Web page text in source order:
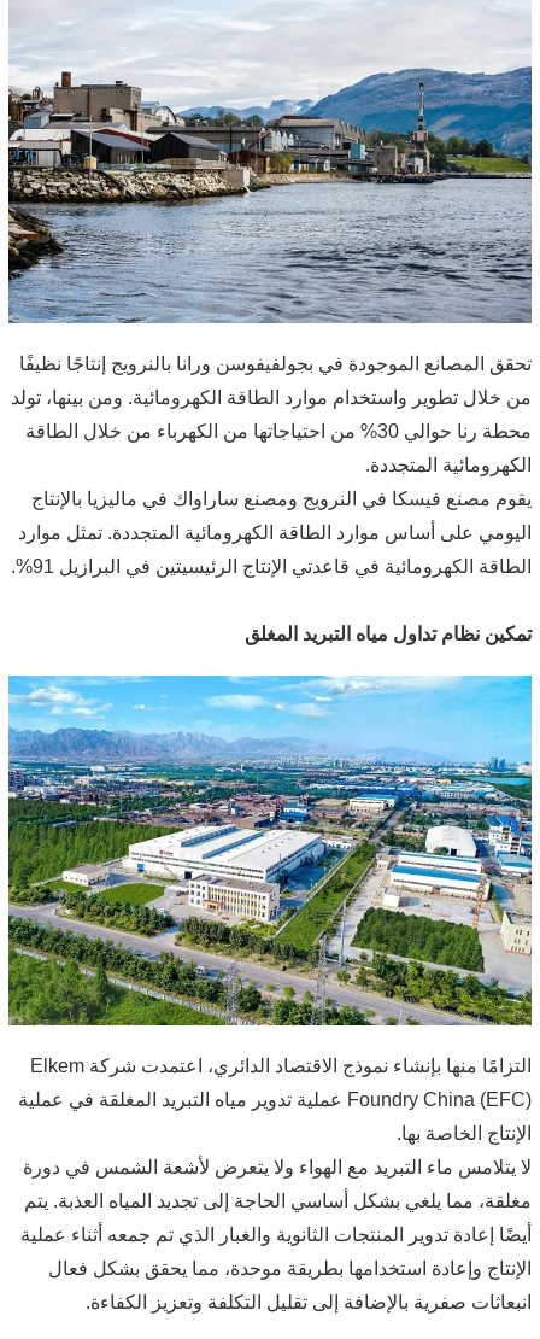
تحقق المصانع الموجودة في بجولفيفوسن ورانا بالنرويج إنتاجًا نظيفًا
من خلال تطوير واستخدام موارد الطاقة الكهرومائية. ومن بينها، تولد
محطة رنا حوالي 30% من احتياجاتها من الكهرباء من خلال الطاقة
الكهرومائية المتجددة.
يقوم مصنع فيسكا في النرويج ومصنع ساراواك في ماليزيا بالإنتاج
اليومي على أساس موارد الطاقة الكهرومائية المتجددة. تمثل موارد
الطاقة الكهرومائية في قاعدتي الإنتاج الرئيسيتين في البرازيل 91%.
تمكين نظام تداول مياه التبريد المغلق
التزامًا منها بإنشاء نموذج الاقتصاد الدائري، اعتمدت شركة Elkem
Foundry China (EFC) عملية تدوير مياه التبريد المغلقة في عملية
الإنتاج الخاصة بها.
لا يتلامس ماء التبريد مع الهواء ولا يتعرض لأشعة الشمس في دورة
مغلقة، مما يلغي بشكل أساسي الحاجة إلى تجديد المياه العذبة. يتم
أيضًا إعادة تدوير المنتجات الثانوية والغبار الذي تم جمعه أثناء عملية
الإنتاج وإعادة استخدامها بطريقة موحدة، مما يحقق بشكل فعال
انبعاثات صفرية بالإضافة إلى تقليل التكلفة وتعزيز الكفاءة.